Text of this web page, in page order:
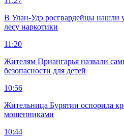
В Улан-Удэ росгвардейцы нашли
лесу наркотики
11:20
Жителям Приангарья назвали
безопасности для детей
10:56
Жительница Бурятии оспорила
мошенниками
10:44